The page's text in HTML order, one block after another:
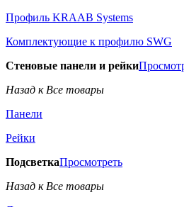
Профиль KRAAB Systems
Комплектующие к профилю SWG
Стеновые панели и рейки
Назад к Все товары
Панели
Рейки
ПодсветкаПросмотреть
Назад к Все товары